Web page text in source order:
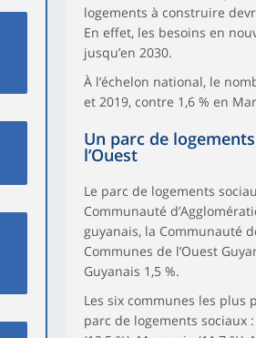
logements à construire
En effet, les besoins en
jusqu’en 2030.
À l’échelon national, le
et 2019, contre 1,6 % en
Un parc de
l’Ouest
Le parc de logements
Communauté
guyanais, la Communauté
Communes de l’Ouest
Guyanais 1,5 %.
Les six communes les plus
parc de logements sociaux